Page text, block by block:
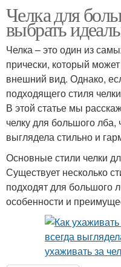
Челка для
выбрать
Челка – это один из
прически, который
внешний вид. Однако,
подходящего стиля
В этой статье мы
челку для большого
выглядела стильно и
Основные стили челки
Существует несколько
подходят для большого
особенности и